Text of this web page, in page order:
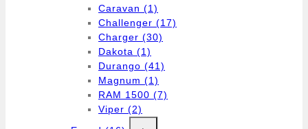
Caravan (1)
Challenger (17)
Charger (30)
Dakota (1)
Durango (41)
Magnum (1)
RAM 1500 (7)
Viper (2)